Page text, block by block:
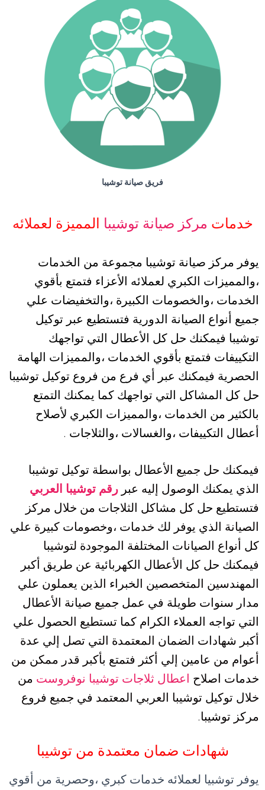
فريق صيانة توشيبا
خدمات مركز صيانة توشيبا المميزة لعملائه
يوفر مركز صيانة توشيبا مجموعة من الخدمات
،والمميزات الكبري لعملائه الأعزاء فتمتع بأقوي
الخدمات ،والخصومات الكبيرة ،والتخفيضات علي
جميع أنواع الصيانة الدورية فتستطيع عبر توكيل
توشيبا فيمكنك حل كل الأعطال التي تواجهك
التكييفات فتمتع بأقوي الخدمات ،والمميزات الهامة
الحصرية فيمكنك عبر أي فرع من فروع توكيل توشيبا
حل كل المشاكل التي تواجهك كما يمكنك التمتع
بالكثير من الخدمات ،والمميزات الكبري لأصلاح
أعطال التكييفات ،والغسالات ،والثلاجات .
فيمكنك حل جميع الأعطال بواسطة توكيل توشيبا
الذي يمكنك الوصول إليه عبر رقم توشيبا العربي
فتستطيع حل كل مشاكل الثلاجات من خلال مركز
الصيانة الذي يوفر لك خدمات ،وخصومات كبيرة علي
كل أنواع الصيانات المختلفة الموجودة لتوشيبا
فيمكنك حل كل الأعطال الكهربائية عن طريق أكبر
المهندسين المتخصصين الخبراء الذين يعملون علي
مدار سنوات طويلة في عمل جميع صيانة الأعطال
التي تواجه العملاء الكرام كما تستطيع الحصول علي
أكبر شهادات الضمان المعتمدة التي تصل إلي عدة
أعوام من عامين إلي أكثر فتمتع بأكبر قدر ممكن من
خدمات اصلاح اعطال ثلاجات توشيبا نوفروست من
خلال توكيل توشيبا العربي المعتمد في جميع فروع
مركز توشيبا.
شهادات ضمان معتمدة من توشيبا
يوفر توشبيا لعملائه خدمات كبري ،وحصرية من أقوي